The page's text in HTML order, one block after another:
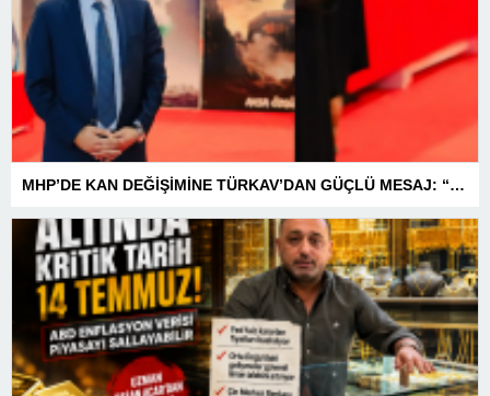
MHP’DE KAN DEĞİŞİMİNE TÜRKAV’DAN GÜÇLÜ MESAJ: “BİRLİK VE BERABERLİKLE DAHA GÜÇLÜYÜZ”